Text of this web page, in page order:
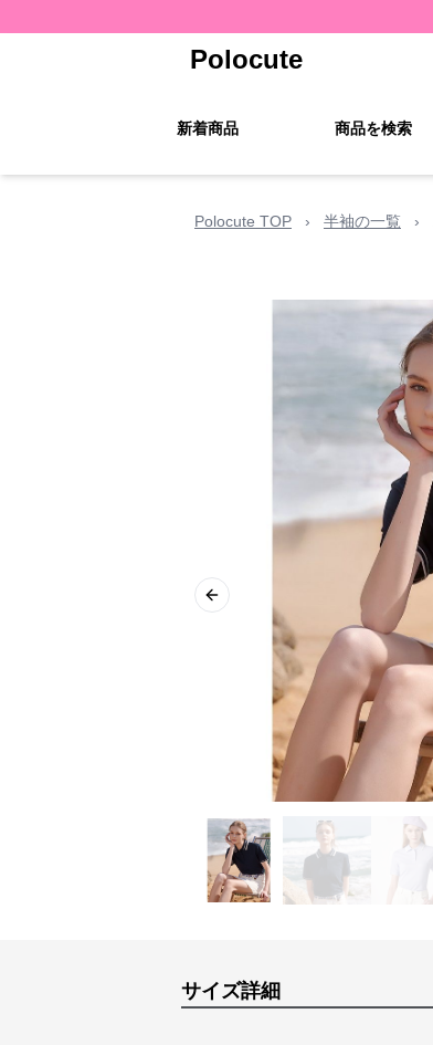
Polocute
新着商品 商品を検索
Polocute TOP › 半袖の一覧 ›
Previous slide
サイズ詳細